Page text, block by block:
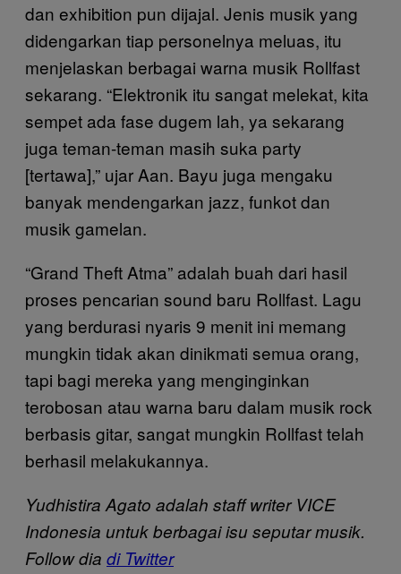
dan exhibition pun dijajal. Jenis musik yang
didengarkan tiap personelnya meluas, itu
menjelaskan berbagai warna musik Rollfast
sekarang. “Elektronik itu sangat melekat, kita
sempet ada fase dugem lah, ya sekarang
juga teman-teman masih suka party
[tertawa],” ujar Aan. Bayu juga mengaku
banyak mendengarkan jazz, funkot dan
musik gamelan.
“Grand Theft Atma” adalah buah dari hasil
proses pencarian sound baru Rollfast. Lagu
yang berdurasi nyaris 9 menit ini memang
mungkin tidak akan dinikmati semua orang,
tapi bagi mereka yang menginginkan
terobosan atau warna baru dalam musik rock
berbasis gitar, sangat mungkin Rollfast telah
berhasil melakukannya.
Yudhistira Agato adalah staff writer VICE
Indonesia untuk berbagai isu seputar musik.
Follow dia di Twitter